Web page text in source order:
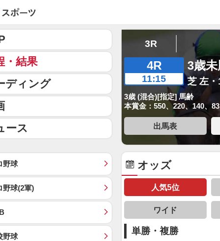
3R
4R
11:15
3歳
芝 左
3歳 (混合)[指定] 馬齢
本賞金：550、220、140、
出馬表
オッズ
人気5位
ワイド
単勝・複勝
・結果
ディング
ース
野球
野球(2軍)
野球